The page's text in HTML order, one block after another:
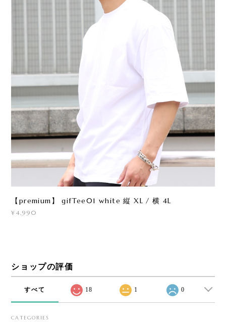
【premium】 gifTee01 white 縦 XL / 横 4L
¥4,990
ショップの評価
すべて 18 1 0
CATEGORIES